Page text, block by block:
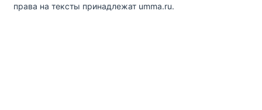
права на тексты принадлежат umma.ru.